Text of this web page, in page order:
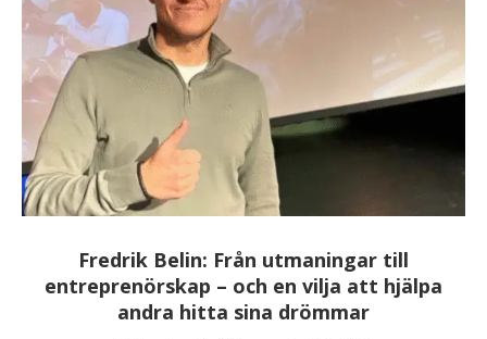
Fredrik Belin: Från utmaningar till
entreprenörskap – och en vilja att hjälpa
andra hitta sina drömmar